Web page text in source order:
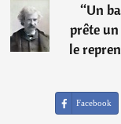
“Un
prête
le
Facebook